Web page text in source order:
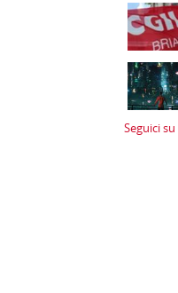
Seguici